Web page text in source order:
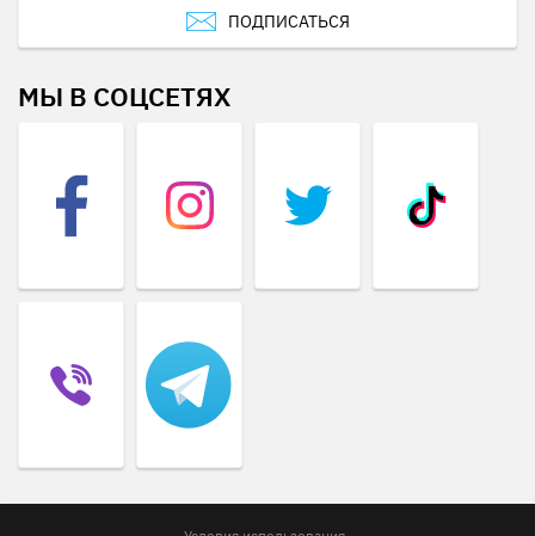
ПОДПИСАТЬСЯ
МЫ В СОЦСЕТЯХ